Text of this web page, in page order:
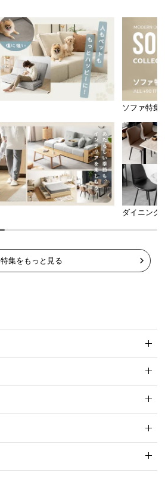
ソファ特集
ダイニング
特集をもっと見る